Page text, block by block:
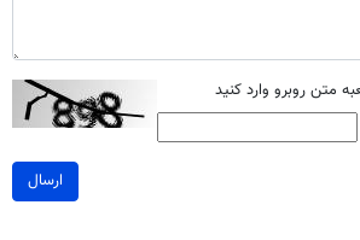
متن روبرو وارد کنید
ارسال